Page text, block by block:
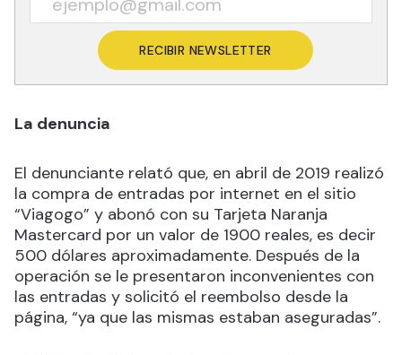
RECIBIR NEWSLETTER
La denuncia
El denunciante relató que, en abril de 2019 realizó
la compra de entradas por internet en el sitio
“Viagogo” y abonó con su Tarjeta Naranja
Mastercard por un valor de 1900 reales, es decir
500 dólares aproximadamente. Después de la
operación se le presentaron inconvenientes con
las entradas y solicitó el reembolso desde la
página, “ya que las mismas estaban aseguradas”.